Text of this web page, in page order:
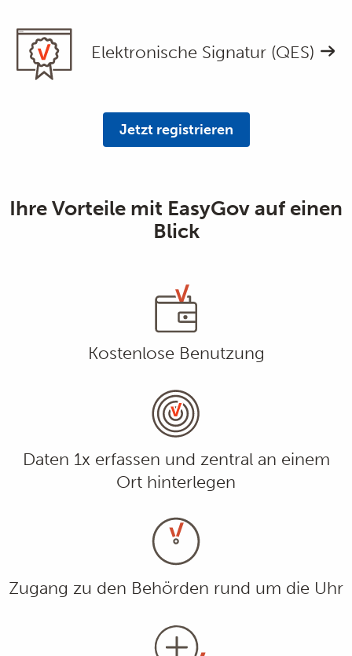
Elektronische Signatur (QES)
Jetzt registrieren
Ihre Vorteile mit EasyGov auf einen
Blick
Kostenlose Benutzung
Daten 1x erfassen und zentral an einem
Ort hinterlegen
Zugang zu den Behörden rund um die Uhr